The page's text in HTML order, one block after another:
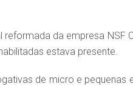
da empresa NSF
estava presente.
de micro e pequenas